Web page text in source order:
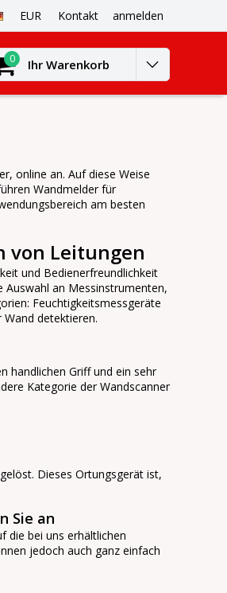
EUR Kontakt anmelden
0 Ihr Warenkorb
online an. Auf diese Weise
Wandmelder für
am besten
von Leitungen
und Bedienerfreundlichkeit
an Messinstrumenten,
Feuchtigkeitsmessgeräte
detektieren.
handlichen Griff und ein sehr
Kategorie der Wandscanner
Dieses Ortungsgerät ist,
Sie an
die bei uns erhältlichen
jedoch auch ganz einfach